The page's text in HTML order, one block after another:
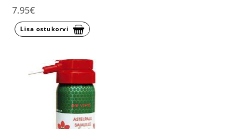
7.95€
Lisa ostukorvi